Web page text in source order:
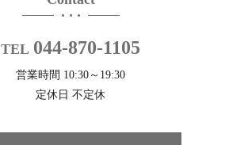
TEL 044-870-1105
営業時間 10:30～19:30
定休日 不定休